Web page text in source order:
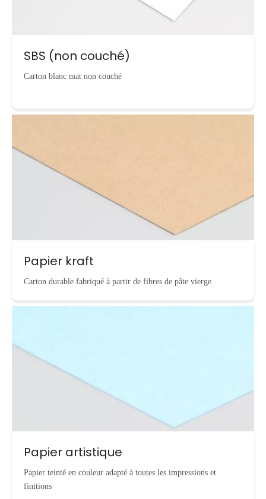
SBS (non couché)
Carton blanc mat non couché
Papier kraft
Carton durable fabriqué à partir de fibres de pâte vierge
Papier artistique
Papier teinté en couleur adapté à toutes les impressions et
finitions